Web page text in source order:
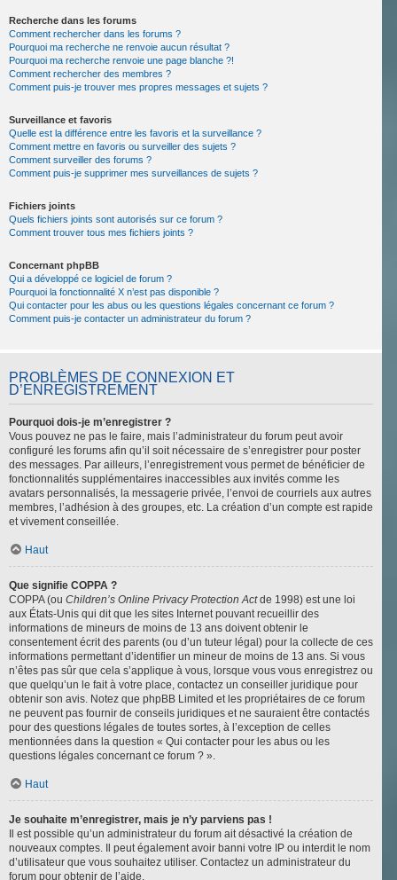
Recherche dans les forums
Comment rechercher dans les forums ?
Pourquoi ma recherche ne renvoie aucun résultat ?
Pourquoi ma recherche renvoie une page blanche ?!
Comment rechercher des membres ?
Comment puis-je trouver mes propres messages et sujets ?
Surveillance et favoris
Quelle est la différence entre les favoris et la surveillance ?
Comment mettre en favoris ou surveiller des sujets ?
Comment surveiller des forums ?
Comment puis-je supprimer mes surveillances de sujets ?
Fichiers joints
Quels fichiers joints sont autorisés sur ce forum ?
Comment trouver tous mes fichiers joints ?
Concernant phpBB
Qui a développé ce logiciel de forum ?
Pourquoi la fonctionnalité X n’est pas disponible ?
Qui contacter pour les abus ou les questions légales concernant ce forum ?
Comment puis-je contacter un administrateur du forum ?
PROBLÈMES DE CONNEXION ET
D’ENREGISTREMENT
Pourquoi dois-je m’enregistrer ?
Vous pouvez ne pas le faire, mais l’administrateur du forum peut avoir
configuré les forums afin qu’il soit nécessaire de s’enregistrer pour poster
des messages. Par ailleurs, l’enregistrement vous permet de bénéficier de
fonctionnalités supplémentaires inaccessibles aux invités comme les
avatars personnalisés, la messagerie privée, l’envoi de courriels aux autres
membres, l’adhésion à des groupes, etc. La création d’un compte est rapide
et vivement conseillée.
Haut
Que signifie COPPA ?
COPPA (ou Children’s Online Privacy Protection Actde 1998) est une loi
aux États-Unis qui dit que les sites Internet pouvant recueillir des
informations de mineurs de moins de 13 ans doivent obtenir le
consentement écrit des parents (ou d’un tuteur légal) pour la collecte de ces
informations permettant d’identifier un mineur de moins de 13 ans. Si vous
n’êtes pas sûr que cela s’applique à vous, lorsque vous vous enregistrez ou
que quelqu’un le fait à votre place, contactez un conseiller juridique pour
obtenir son avis. Notez que phpBB Limited et les propriétaires de ce forum
ne peuvent pas fournir de conseils juridiques et ne sauraient être contactés
pour des questions légales de toutes sortes, à l’exception de celles
mentionnées dans la question « Qui contacter pour les abus ou les
questions légales concernant ce forum ? ».
Haut
Je souhaite m’enregistrer, mais je n’y parviens pas !
Il est possible qu’un administrateur du forum ait désactivé la création de
nouveaux comptes. Il peut également avoir banni votre IP ou interdit le nom
d’utilisateur que vous souhaitez utiliser. Contactez un administrateur du
forum pour obtenir de l’aide.